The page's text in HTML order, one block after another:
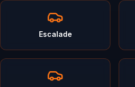
Escalade